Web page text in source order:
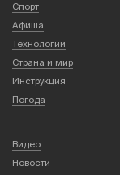
Спорт
Афиша
Технологии
Страна и мир
Инструкция
Погода
Видео
Новости